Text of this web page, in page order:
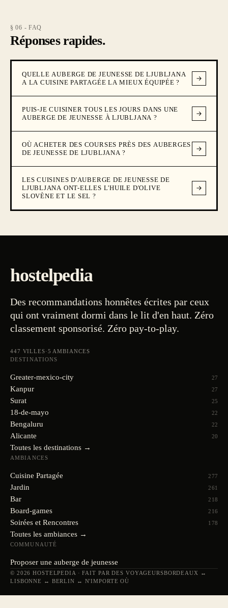
§ 06 - FAQ
Réponses rapides.
QUELLE AUBERGE DE JEUNESSE DE LJUBLJANA
A LA CUISINE PARTAGÉE LA MIEUX ÉQUIPÉE ?
PUIS-JE CUISINER TOUS LES JOURS DANS UNE
AUBERGE DE JEUNESSE À LJUBLJANA ?
OÙ ACHETER DES COURSES PRÈS DES AUBERGES
DE JEUNESSE DE LJUBLJANA ?
LES CUISINES D'AUBERGE DE JEUNESSE DE
LJUBLJANA ONT-ELLES L'HUILE D'OLIVE
SLOVÈNE ET LE SEL ?
hostelpedia
Des recommandations honnêtes écrites par ceux
qui ont vraiment dormi dans le lit d'en haut. Zéro
classement sponsorisé. Zéro pay-to-play.
447 VILLES·5 AMBIANCES
DESTINATIONS
Greater-mexico-city 27
Kanpur 27
Surat 25
18-de-mayo 22
Bengaluru 22
Alicante 20
Toutes les destinations →
AMBIANCES
Cuisine Partagée 277
Jardin 261
Bar 218
Board-games 216
Soirées et Rencontres 178
Toutes les ambiances →
COMMUNAUTÉ
Proposer une auberge de jeunesse
© 2026 HOSTELPEDIA · FAIT PAR DES VOYAGEURSBORDEAUX ↔
LISBONNE ↔ BERLIN ↔ N'IMPORTE OÙ